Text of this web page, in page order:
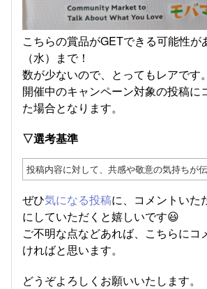
こちらの賞品がGETできる可能性が
（水）まで！
数が少ないので、とってもレアです。
開催中のキャンペーン対象の投稿に
た場合となります。
▽選考基準
投稿内容に対して、共感や敬意の気持ちが
ぜひ気になる投稿に、コメントいた
にしていただくと嬉しいです😃
ご不明な点などあれば、こちらにコ
ければと思います。
どうぞよろしくお願いいたします。